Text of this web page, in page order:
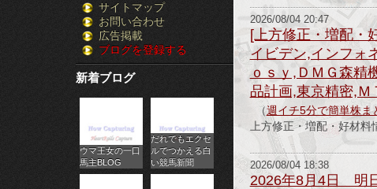
競
馬
パ
チ
ロ
サイトマップ
お問い合わせ
広告掲載
ブログを登録する
新着ブログ
ウマ王女の一口
馬主BLOG
だれでもエクセ
ルでつかえる白
い競馬新聞
2026/08/04 20:47
[上方修正・増配・
イビデン,インフォ
ｏｓｙ,ＤＭＧ森精
品計画,東京精密,Ｍ
（週イチ5分で簡単株
上方修正・増配・好材
2026/08/04 18:38
2026年8月4日 明